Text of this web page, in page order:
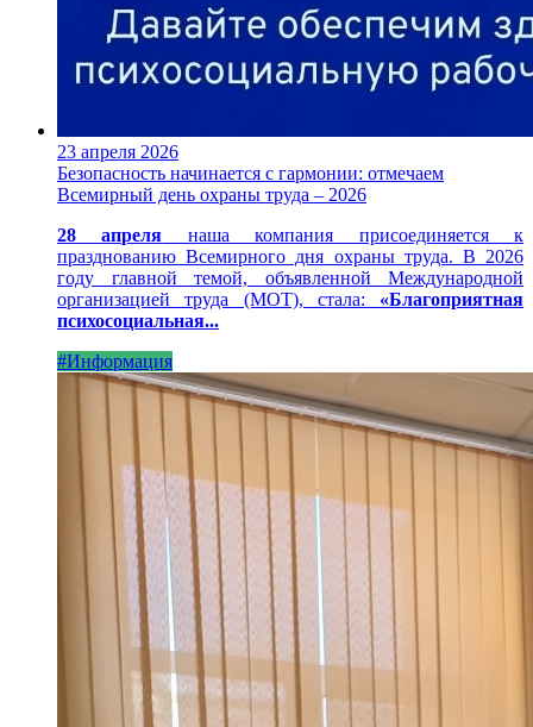
23 апреля 2026
Безопасность начинается с гармонии: отмечаем
Всемирный день охраны труда – 2026
28 апреля наша компания присоединяется к
празднованию Всемирного дня охраны труда. В 2026
году главной темой, объявленной Международной
организацией труда (МОТ), стала: «Благоприятная
психосоциальная...
#Информация